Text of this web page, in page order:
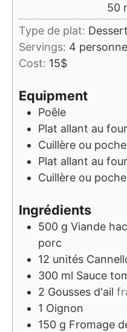
50
Type de plat: Dessert
Servings: 4
Cost: 15$
Equipment
Poêle
Plat allant au four
Cuillère ou
Plat allant au four
Cuillère ou
Ingrédients
500 g Viande
porc
12 unités
300 ml Sauce
2 Gousses d'ail
1 Oignon
150 g Fromage